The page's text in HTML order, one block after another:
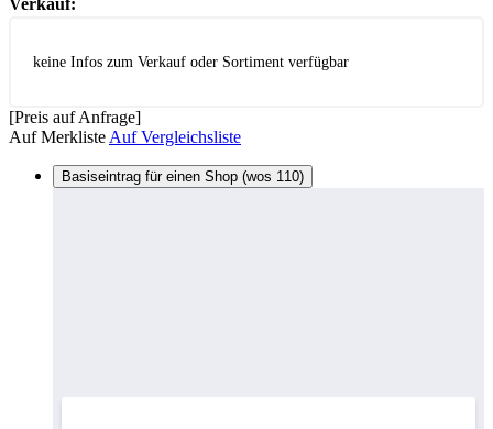
keine Infos zum Verkauf oder Sortiment verfügbar
[Preis auf Anfrage]
Auf Merkliste Auf Vergleichsliste
Basiseintrag für einen Shop (wos 110)